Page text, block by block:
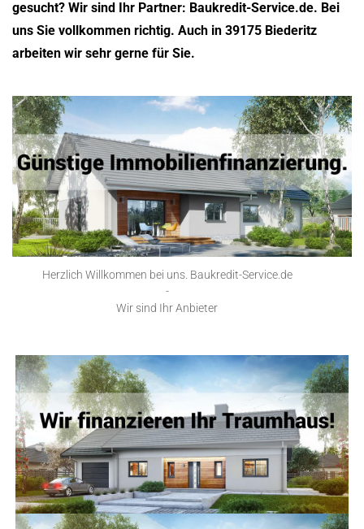
gesucht? Wir sind Ihr Partner: Baukredit-Service.de. Bei
uns Sie vollkommen richtig. Auch in 39175 Biederitz
arbeiten wir sehr gerne für Sie.
Herzlich Willkommen bei uns. Baukredit-Service.de
-
Wir sind Ihr Anbieter